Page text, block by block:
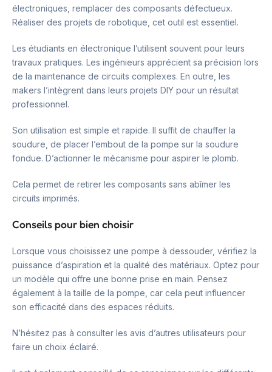
électroniques, remplacer des composants défectueux.
Réaliser des projets de robotique, cet outil est essentiel.
Les étudiants en électronique l’utilisent souvent pour leurs
travaux pratiques. Les ingénieurs apprécient sa précision lors
de la maintenance de circuits complexes. En outre, les
makers l’intègrent dans leurs projets DIY pour un résultat
professionnel.
Son utilisation est simple et rapide. Il suffit de chauffer la
soudure, de placer l’embout de la pompe sur la soudure
fondue. D’actionner le mécanisme pour aspirer le plomb.
Cela permet de retirer les composants sans abîmer les
circuits imprimés.
Conseils pour bien choisir
Lorsque vous choisissez une pompe à dessouder, vérifiez la
puissance d’aspiration et la qualité des matériaux. Optez pour
un modèle qui offre une bonne prise en main. Pensez
également à la taille de la pompe, car cela peut influencer
son efficacité dans des espaces réduits.
N’hésitez pas à consulter les avis d’autres utilisateurs pour
faire un choix éclairé.